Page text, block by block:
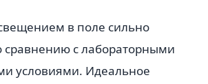
в поле сильно
сравнению с лабораторными
условиями. Идеальное